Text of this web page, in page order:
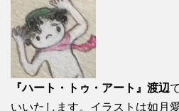
『ハート・トゥ・アート』渡辺
いいたします。イラストは如月